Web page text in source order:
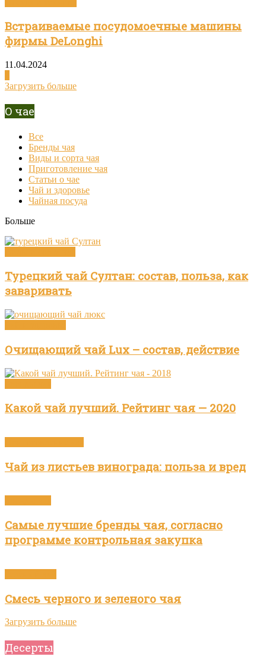
Встраиваемые посудомоечные машины
фирмы DeLonghi
11.04.2024
Загрузить больше
О чае
Все
Бренды чая
Виды и сорта чая
Приготовление чая
Статьи о чае
Чай и здоровье
Чайная посуда
Больше
Турецкий чай Султан: состав, польза, как
заваривать
Очищающий чай Lux – состав, действие
Какой чай лучший. Рейтинг чая — 2020
Чай из листьев винограда: польза и вред
Самые лучшие бренды чая, согласно
программе контрольная закупка
Смесь черного и зеленого чая
Загрузить больше
Десерты